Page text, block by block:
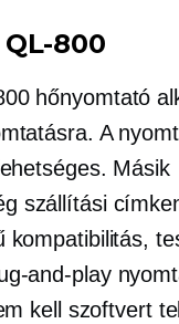
QL-800
hőnyomtató
A
Másik
szállítási
kompatibilitás,
and-play
kell szoftvert